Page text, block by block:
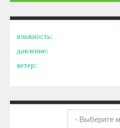
влажность:
давление:
ветер: